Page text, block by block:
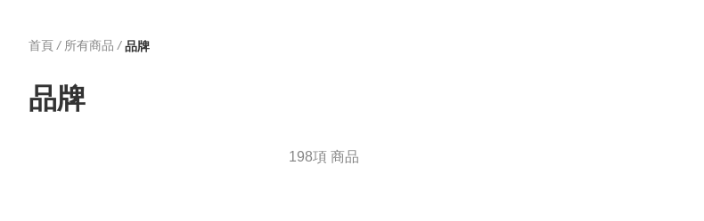
首頁 / 所有商品 / 品牌
品牌
198項 商品